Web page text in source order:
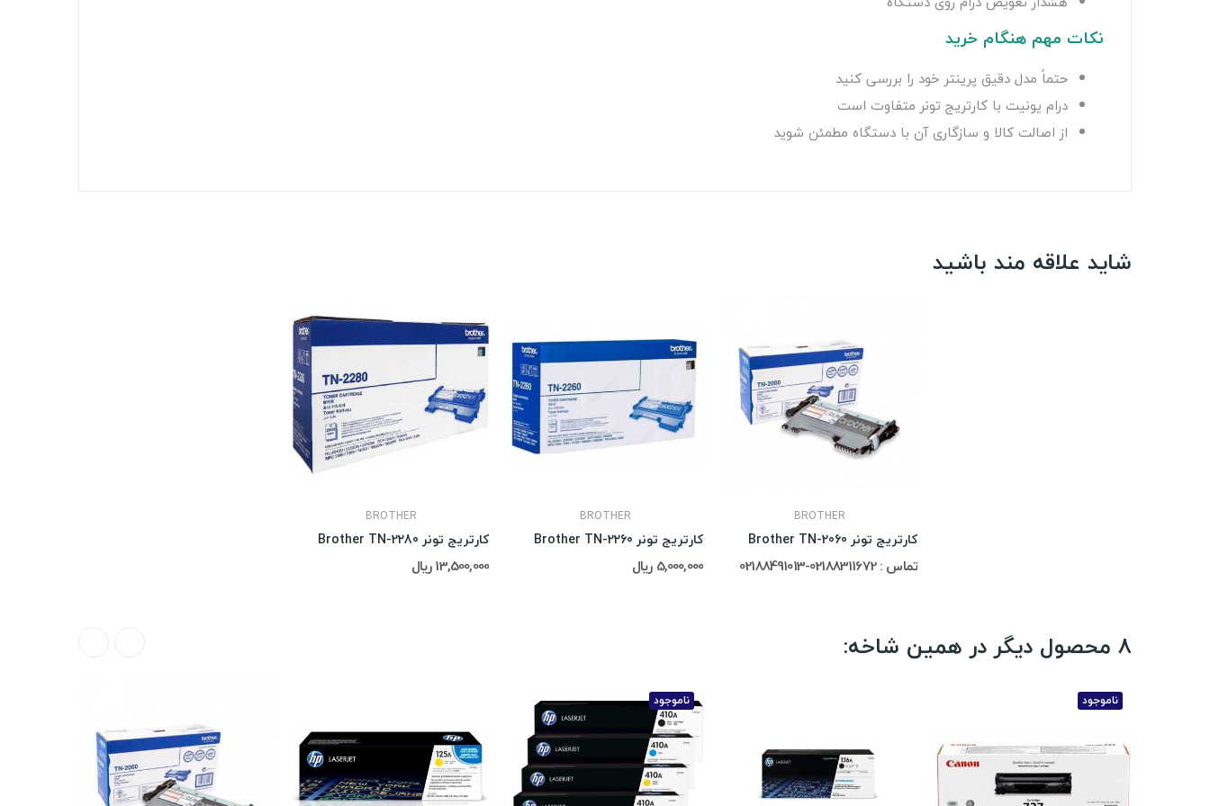
نکات مهم هنگام خرید
حتماً مدل دقیق پرینتر خود را بررسی کنید
درام یونیت با کارتریج تونر متفاوت است
از اصالت کالا و سازگاری آن با دستگاه مطمئن شوید
شاید علاقه مند باشید
BROTHER
کارتریج تونر Brother TN-2280
13,500,000 ریال
BROTHER
کارتریج تونر Brother TN-2260
5,000,000 ریال
BROTHER
کارتریج تونر Brother TN-2060
تماس : 02188311672-02188491013
8 محصول دیگر در همین شاخه:
ناموجود ناموجود